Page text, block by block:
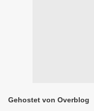
Gehostet von Overblog